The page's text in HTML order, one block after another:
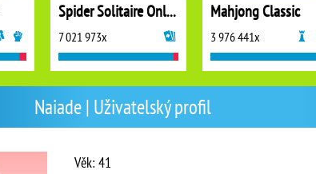
Naiade | Uživatelský profil
Věk: 41
Spider Solitaire Online
7 021 973x
Mahjong Classic
3 976 441x